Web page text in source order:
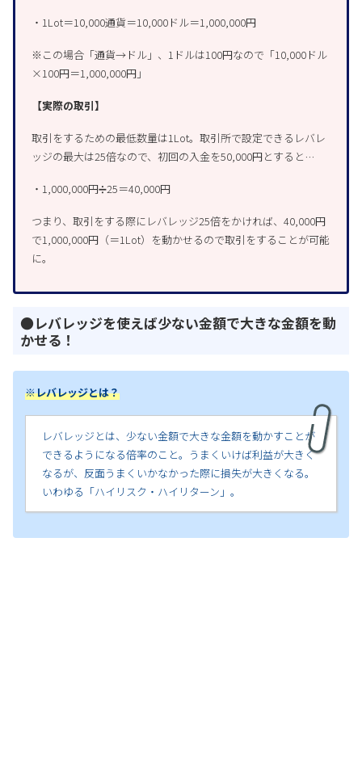
・1Lot＝10,000通貨＝10,000ドル＝1,000,000円
※この場合「通貨→ドル」、1ドルは100円なので「10,000ドル
×100円＝1,000,000円」
【実際の取引】
取引をするための最低数量は1Lot。取引所で設定できるレバレ
ッジの最大は25倍なので、初回の入金を50,000円とすると…
・1,000,000円➗25＝40,000円
つまり、取引をする際にレバレッジ25倍をかければ、40,000円
で1,000,000円（＝1Lot）を動かせるので取引をすることが可能
に。
●レバレッジを使えば少ない金額で大きな金額を動
かせる！
※レバレッジとは？
レバレッジとは、少ない金額で大きな金額を動かすことが
できるようになる倍率のこと。うまくいけば利益が大きく
なるが、反面うまくいかなかった際に損失が大きくなる。
いわゆる「ハイリスク・ハイリターン」。